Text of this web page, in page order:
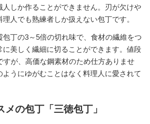
人しか作ることができません。刃が欠けや
人でも熟練者しか扱えない包丁です。
丁の3～5倍の切れ味で、食材の繊維をつ
に美しく繊細に切ることができます。値段
すが、高価な鋼素材のため仕方ありませ
ようにゆがむことはなく料理人に愛されて
メの包丁「三徳包丁」